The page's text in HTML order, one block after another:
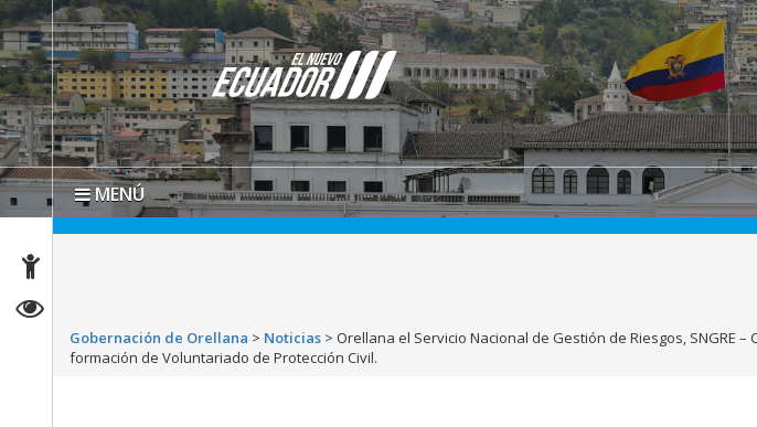
MENÚ
Gobernación de Orellana > Noticias > Orellana el Servicio Nacional de Gestión de Riesgos, SNGRE
formación de Voluntariado de Protección Civil.